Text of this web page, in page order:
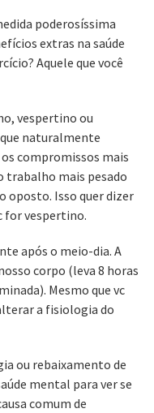
poderosíssima
extras na saúde
Aquele que você
vespertino ou
naturalmente
compromissos mais
trabalho mais pesado
oposto. Isso quer dizer
for vespertino.
após o meio-dia. A
corpo (leva 8 horas
Mesmo que vc
a fisiologia do
ou rebaixamento de
mental para ver se
comum de